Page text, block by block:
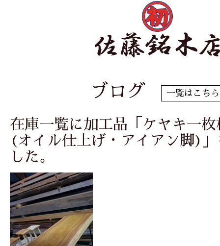
ブログ 一覧はこちら
在庫一覧に加工品「ケヤキ一
(オイル仕上げ・アイアン脚)
した。